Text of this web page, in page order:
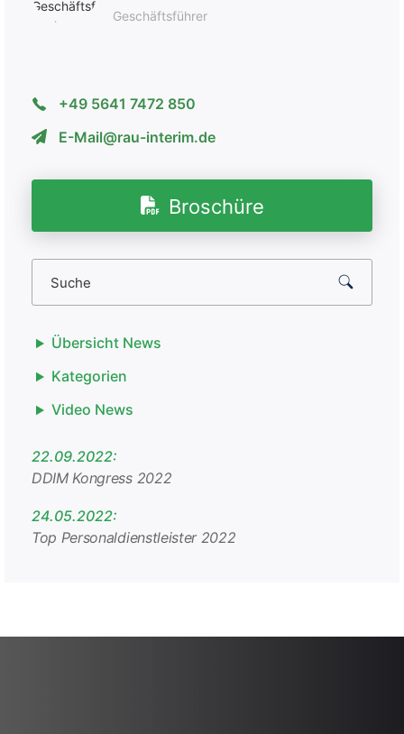
Geschäfts­führer
+49 5641 7472 850
E-Mail@rau-interim.de
Broschüre
Übersicht News
Kategorien
Video News
22.09.2022:
DDIM Kongress 2022
24.05.2022:
Top Personaldienstleister 2022